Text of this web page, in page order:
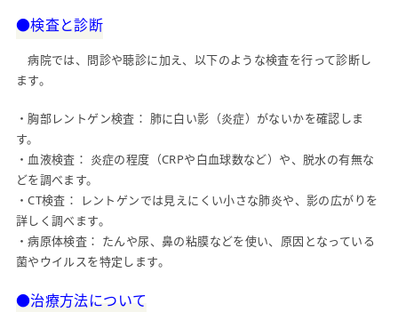
●検査と診断
病院では、問診や聴診に加え、以下のような検査を行って診断し
ます。
・胸部レントゲン検査： 肺に白い影（炎症）がないかを確認しま
す。
・血液検査： 炎症の程度（CRPや白血球数など）や、脱水の有無な
どを調べます。
・CT検査： レントゲンでは見えにくい小さな肺炎や、影の広がりを
詳しく調べます。
・病原体検査： たんや尿、鼻の粘膜などを使い、原因となっている
菌やウイルスを特定します。
●治療方法について